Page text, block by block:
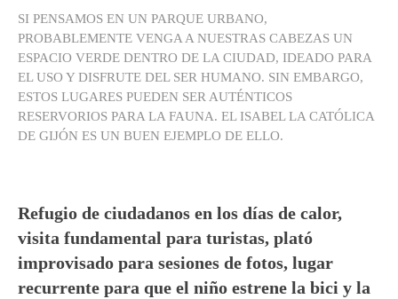
SI PENSAMOS EN UN PARQUE URBANO,
PROBABLEMENTE VENGA A NUESTRAS CABEZAS UN
ESPACIO VERDE DENTRO DE LA CIUDAD, IDEADO PARA
EL USO Y DISFRUTE DEL SER HUMANO. SIN EMBARGO,
ESTOS LUGARES PUEDEN SER AUTÉNTICOS
RESERVORIOS PARA LA FAUNA. EL ISABEL LA CATÓLICA
DE GIJÓN ES UN BUEN EJEMPLO DE ELLO.
Refugio de ciudadanos en los días de calor,
visita fundamental para turistas, plató
improvisado para sesiones de fotos, lugar
recurrente para que el niño estrene la bici y la